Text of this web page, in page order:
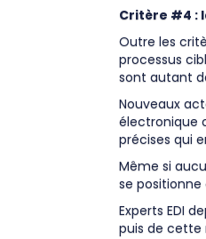
Critère #4 :
Outre les
processus
sont autant
Nouveaux
électronique
précises qui
Même si
se
Experts EDI
puis de cette